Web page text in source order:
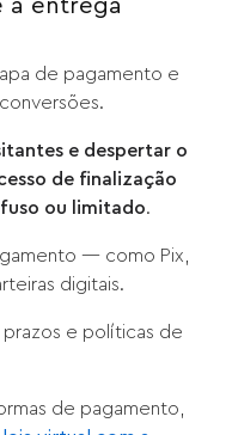
a entrega
de pagamento e
e despertar o
de finalização
ou limitado.
— como Pix,
digitais.
e políticas de
de pagamento,